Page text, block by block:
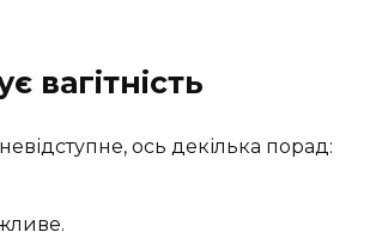
вагітність
ось декілька порад: